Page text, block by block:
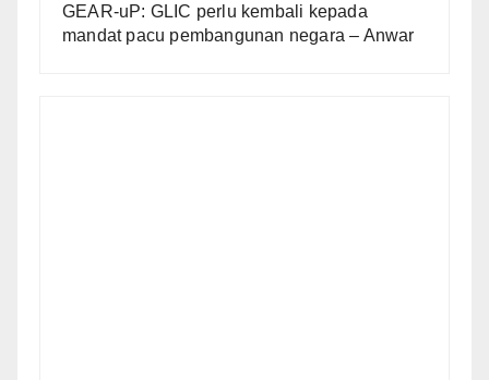
GEAR-uP: GLIC perlu kembali kepada
mandat pacu pembangunan negara – Anwar